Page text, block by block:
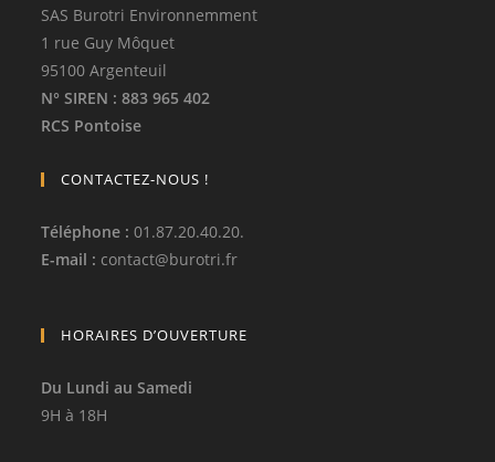
SAS Burotri Environnemment
1 rue Guy Môquet
95100 Argenteuil
N° SIREN : 883 965 402
RCS Pontoise
CONTACTEZ-NOUS !
Téléphone :01.87.20.40.20.
E-mail : contact@burotri.fr
HORAIRES D’OUVERTURE
Du Lundi au Samedi
9H à 18H